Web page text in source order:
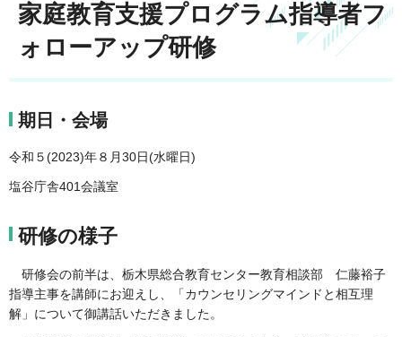
家庭教育支援プログラム指導者フ
ォローアップ研修
期日・会場
令和５(2023)年８月30日(水曜日)
塩谷庁舎401会議室
研修の様子
研修会の前半は、栃木県総合教育センター教育相談部 仁藤裕子
指導主事を講師にお迎えし、「カウンセリングマインドと相互理
解」について御講話いただきました。